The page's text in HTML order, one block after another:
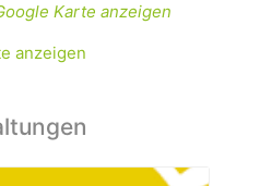
Karte anzeigen
anzeigen